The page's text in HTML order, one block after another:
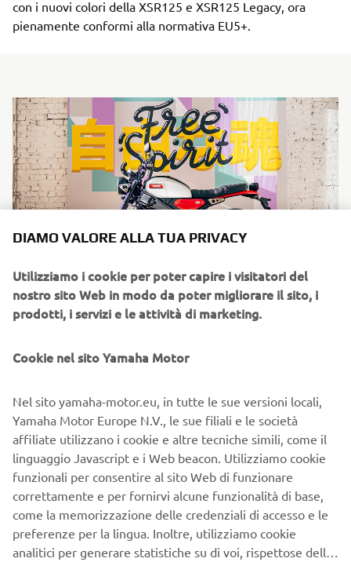
con i nuovi colori della XSR125 e XSR125 Legacy, ora
pienamente conformi alla normativa EU5+.
Yamaha è entusiasta di presentare nuove colorazioni e
2025, che migliorano ulteriormente l'attrattiva di questi
DIAMO VALORE ALLA TUA PRIVACY
Utilizziamo i cookie per poter capire i visitatori del
nostro sito Web in modo da poter migliorare il sito, i
prodotti, i servizi e le attività di marketing.
Cookie nel sito Yamaha Motor
Nel sito yamaha-motor.eu, in tutte le sue versioni locali,
Yamaha Motor Europe N.V., le sue filiali e le società
affiliate utilizzano i cookie e altre tecniche simili, come il
linguaggio Javascript e i Web beacon. Utilizziamo cookie
funzionali per consentire al sito Web di funzionare
correttamente e per fornirvi alcune funzionalità di base,
come la memorizzazione delle credenziali di accesso e le
preferenze per la lingua. Inoltre, utilizziamo cookie
analitici per generare statistiche su di voi, rispettose della